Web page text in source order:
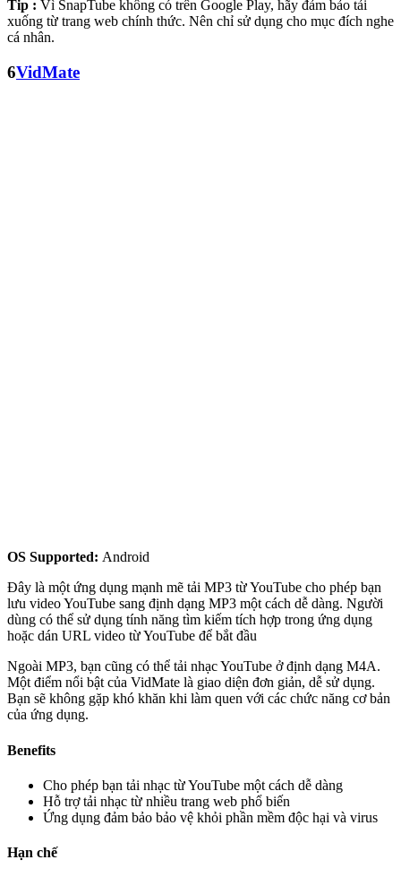
Tip : Vì SnapTube không có trên Google Play, hãy đảm bảo tải
xuống từ trang web chính thức. Nên chỉ sử dụng cho mục đích nghe
cá nhân.
6VidMate
OS Supported: Android
Đây là một ứng dụng mạnh mẽ tải MP3 từ YouTube cho phép bạn
lưu video YouTube sang định dạng MP3 một cách dễ dàng. Người
dùng có thể sử dụng tính năng tìm kiếm tích hợp trong ứng dụng
hoặc dán URL video từ YouTube để bắt đầu
Ngoài MP3, bạn cũng có thể tải nhạc YouTube ở định dạng M4A.
Một điểm nổi bật của VidMate là giao diện đơn giản, dễ sử dụng.
Bạn sẽ không gặp khó khăn khi làm quen với các chức năng cơ bản
của ứng dụng.
Benefits
Cho phép bạn tải nhạc từ YouTube một cách dễ dàng
Hỗ trợ tải nhạc từ nhiều trang web phổ biến
Ứng dụng đảm bảo bảo vệ khỏi phần mềm độc hại và virus
Hạn chế